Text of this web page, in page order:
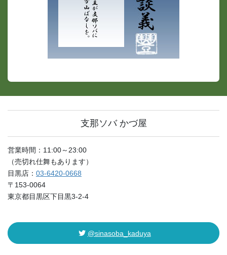
支那ソバ かづ屋
営業時間：11:00～23:00
（売切れ仕舞もあります）
目黒店： 03-6420-0668
〒153-0064
東京都目黒区下目黒3-2-4
@sinasoba_kaduya